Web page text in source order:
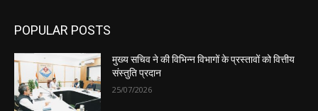
POPULAR POSTS
मुख्य सचिव ने की विभिन्न विभागों के प्रस्तावों को वित्तीय
संस्तुति प्रदान
25/07/2026